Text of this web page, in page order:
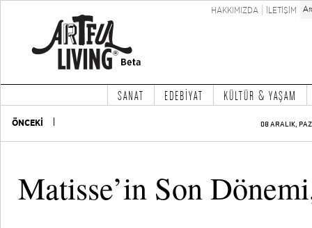
HAKKIMIZDA İLETİŞİM
SANAT EDEBİYAT KÜLTÜR & YAŞAM
ÖNCEKİ 08 ARALIK,
Matisse’in Son